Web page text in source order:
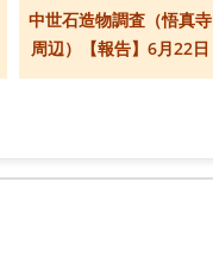
中世石造物調査（悟真寺
周辺）【報告】6月22日